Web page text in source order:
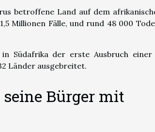
betroffene Land auf dem
Millionen Fälle, und rund 48 000
Südafrika der erste Ausbruch einer
Länder ausgebreitet.
Bürger mit